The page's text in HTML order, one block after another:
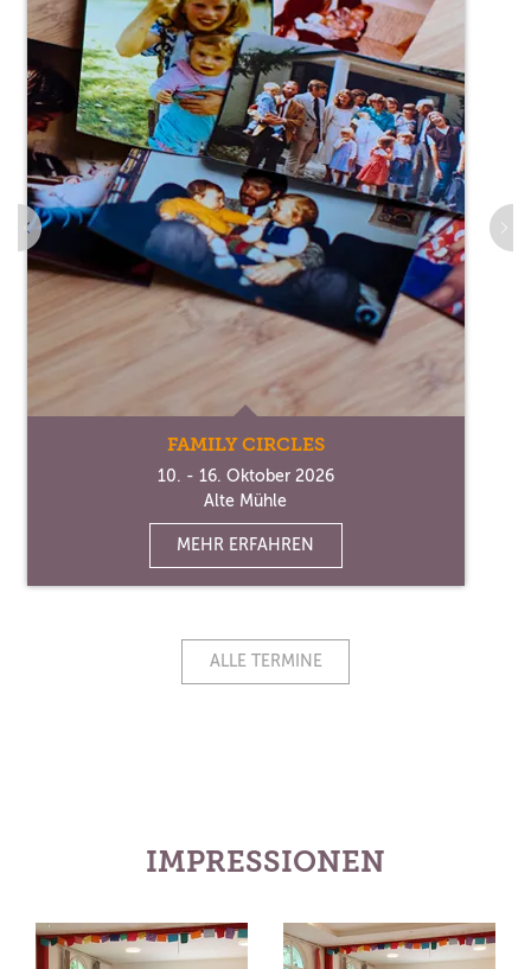
FAMILY CIRCLES
10. - 16. Oktober 2026
Alte Mühle
MEHR ERFAHREN
ALLE TERMINE
IMPRESSIONEN